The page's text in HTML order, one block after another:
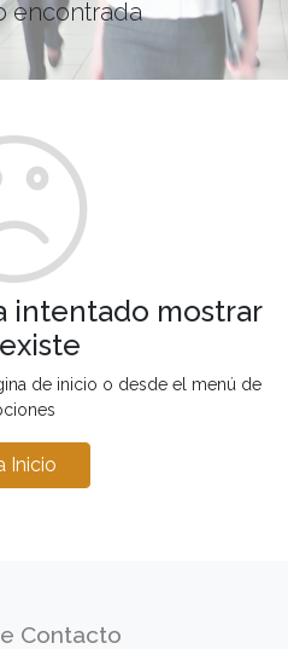
encontrada
intentado mostrar
de inicio o desde el menú de
Inicio
Contacto